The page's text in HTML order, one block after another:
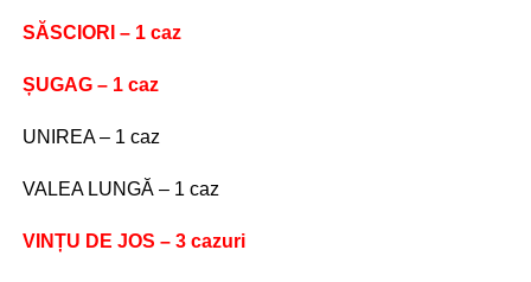
SĂSCIORI – 1 caz
ȘUGAG – 1 caz
UNIREA – 1 caz
VALEA LUNGĂ – 1 caz
VINȚU DE JOS – 3 cazuri